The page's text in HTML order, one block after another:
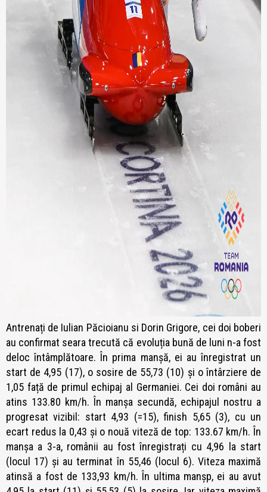
Antrenați de Iulian Păcioianu si Dorin Grigore, cei doi boberi
au confirmat seara trecută că evoluția bună de luni n-a fost
deloc întâmplătoare. În prima manșă, ei au înregistrat un
start de 4,95 (17), o sosire de 55,73 (10) și o întârziere de
1,05 față de primul echipaj al Germaniei. Cei doi români au
atins 133.80 km/h. În manșa secundă, echipajul nostru a
progresat vizibil: start 4,93 (=15), finish 5,65 (3), cu un
ecart redus la 0,43 și o nouă viteză de top: 133.67 km/h. În
manșa a 3-a, românii au fost înregistrați cu 4,96 la start
(locul 17) și au terminat în 55,46 (locul 6). Viteza maximă
atinsă a fost de 133,93 km/h. În ultima manșp, ei au avut